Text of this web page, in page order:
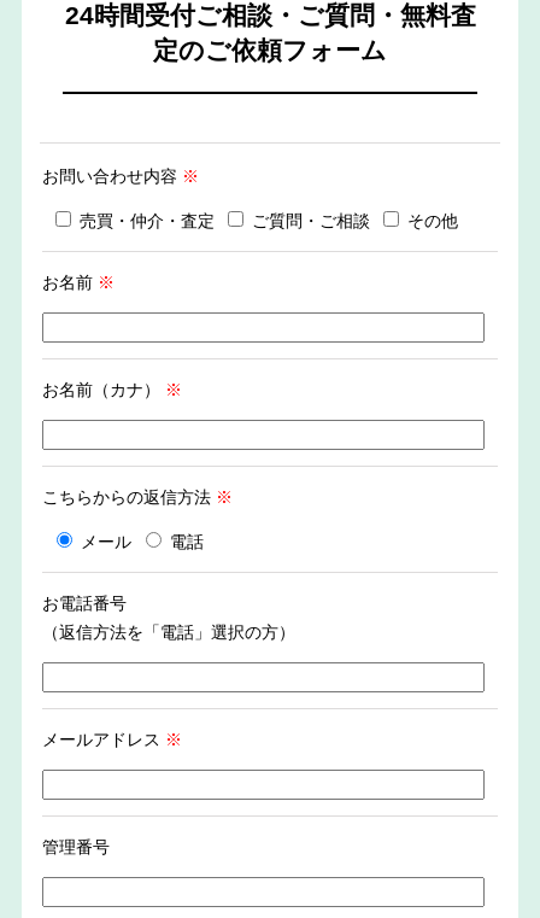
24時間受付ご相談・ご質問・無料査
定のご依頼フォーム
お問い合わせ内容 ※
売買・仲介・査定 ご質問・ご相談 その他
お名前 ※
お名前（カナ） ※
こちらからの返信方法 ※
メール 電話
お電話番号
（返信方法を「電話」選択の方）
メールアドレス ※
管理番号